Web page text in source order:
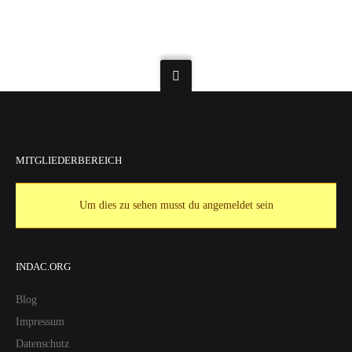
MITGLIEDERBEREICH
Um dies zu sehen musst du angemeldet sein
INDAC.ORG
Blog
Impressum
Datenschutz